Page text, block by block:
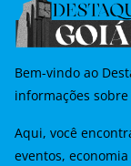
Bem-vindo ao
informações
Aqui, você
eventos,